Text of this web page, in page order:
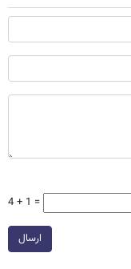
4 + 1 =
ارسال